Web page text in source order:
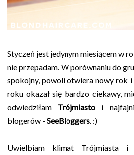
Styczeń jest jedynym miesiącem w
nie przepadam. W porównaniu do
spokojny, powoli otwiera nowy rok
roku okazał się bardzo ciekawy,
odwiedziłam Trójmiasto i
blogerów - SeeBloggers. :)
Uwielbiam klimat Trójmiasta